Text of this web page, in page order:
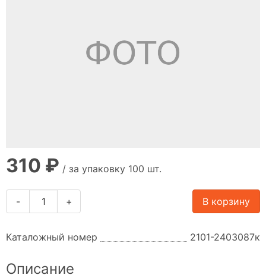
310 ₽ / за упаковку 100 шт.
- + В корзину
Каталожный номер 2101-2403087к
Описание